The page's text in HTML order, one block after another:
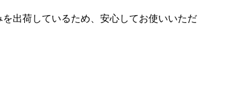
を出荷しているため、 安心してお使いいただ